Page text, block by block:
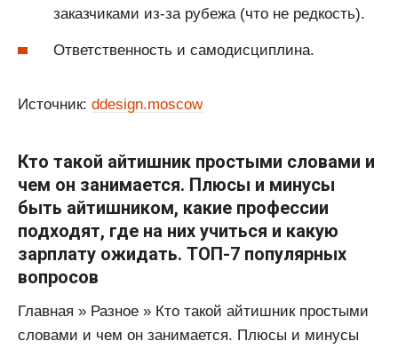
заказчиками из-за рубежа (что не редкость).
Ответственность и самодисциплина.
Источник: ddesign.moscow
Кто такой айтишник простыми словами и
чем он занимается. Плюсы и минусы
быть айтишником, какие профессии
подходят, где на них учиться и какую
зарплату ожидать. ТОП-7 популярных
вопросов
Главная » Разное » Кто такой айтишник простыми
словами и чем он занимается. Плюсы и минусы